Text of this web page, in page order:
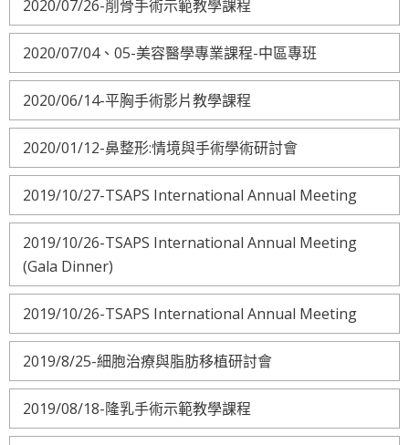
2020/07/26-削骨手術示範教學課程
2020/07/04、05-美容醫學專業課程-中區專班
2020/06/14-平胸手術影片教學課程
2020/01/12-鼻整形:情境與手術學術研討會
2019/10/27-TSAPS International Annual Meeting
2019/10/26-TSAPS International Annual Meeting
(Gala Dinner)
2019/10/26-TSAPS International Annual Meeting
2019/8/25-細胞治療與脂肪移植研討會
2019/08/18-隆乳手術示範教學課程